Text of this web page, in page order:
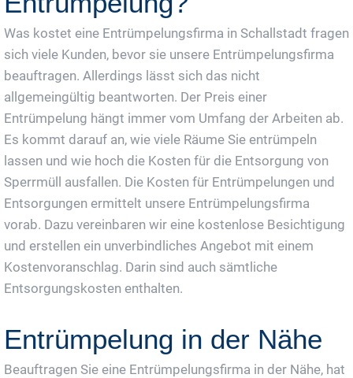
Was kostet eine Entrümpelungsfirma in Schallstadt fragen
sich viele Kunden, bevor sie unsere Entrümpelungsfirma
beauftragen. Allerdings lässt sich das nicht
allgemeingültig beantworten. Der Preis einer
Entrümpelung hängt immer vom Umfang der Arbeiten ab.
Es kommt darauf an, wie viele Räume Sie entrümpeln
lassen und wie hoch die Kosten für die Entsorgung von
Sperrmüll ausfallen. Die Kosten für Entrümpelungen und
Entsorgungen ermittelt unsere Entrümpelungsfirma
vorab. Dazu vereinbaren wir eine kostenlose Besichtigung
und erstellen ein unverbindliches Angebot mit einem
Kostenvoranschlag. Darin sind auch sämtliche
Entsorgungskosten enthalten.
Entrümpelung in der Nähe
Beauftragen Sie eine Entrümpelungsfirma in der Nähe, hat